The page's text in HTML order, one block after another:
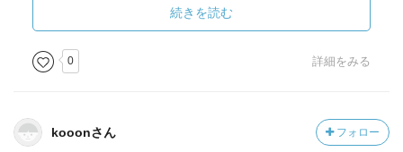
続きを読む
0 詳細をみる
kooonさん フォロー